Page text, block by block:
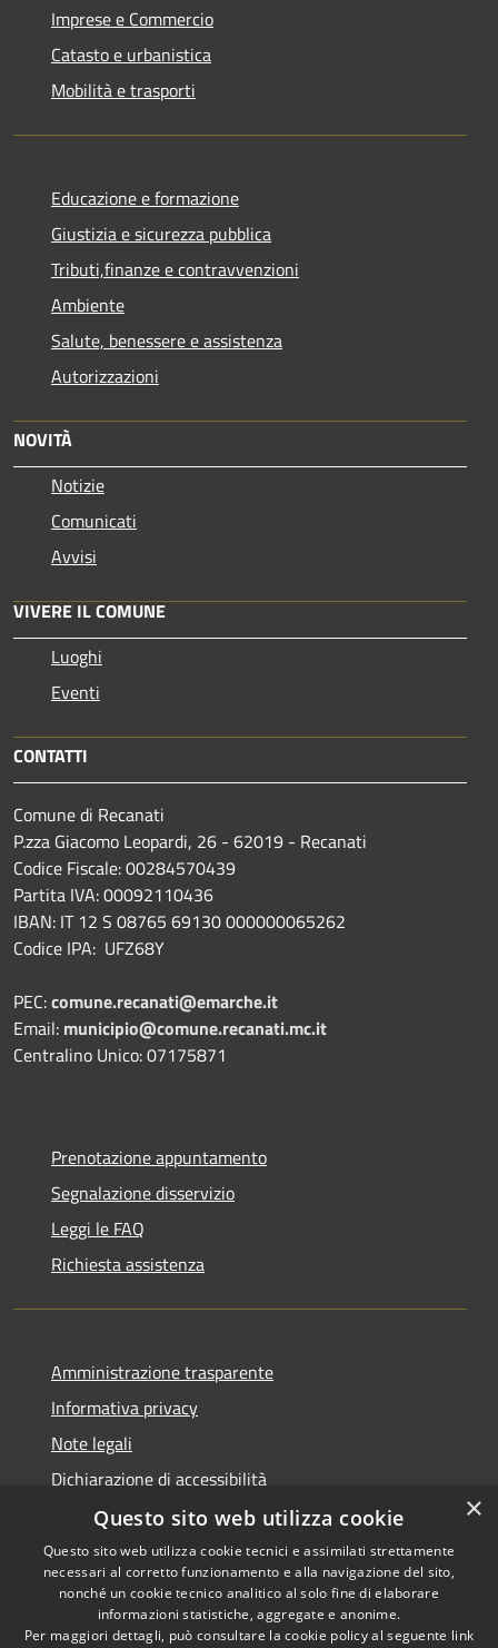
Imprese e Commercio
Catasto e urbanistica
Mobilità e trasporti
Educazione e formazione
Giustizia e sicurezza pubblica
Tributi,finanze e contravvenzioni
Ambiente
Salute, benessere e assistenza
Autorizzazioni
NOVITÀ
Notizie
Comunicati
Avvisi
VIVERE IL COMUNE
Luoghi
Eventi
CONTATTI
Comune di Recanati
P.zza Giacomo Leopardi, 26 - 62019 - Recanati
Codice Fiscale: 00284570439
Partita IVA: 00092110436
IBAN: IT 12 S 08765 69130 000000065262
Codice IPA: UFZ68Y
PEC:comune.recanati@emarche.it
Email: municipio@comune.recanati.mc.it
Centralino Unico: 07175871
Prenotazione appuntamento
Segnalazione disservizio
Leggi le FAQ
Richiesta assistenza
Amministrazione trasparente
Informativa privacy
Note legali
Dichiarazione di accessibilità
Accessibilità
Copyright © 2026 • Comune di
Recanati • Powered by
×
Questo sito web utilizza cookie
Questo sito web utilizza cookie tecnici e assimilati strettamente
necessari al corretto funzionamento e alla navigazione del sito,
nonché un cookie tecnico analitico al solo fine di elaborare
informazioni statistiche, aggregate e anonime.
Per maggiori dettagli, può consultare la cookie policy al seguente link